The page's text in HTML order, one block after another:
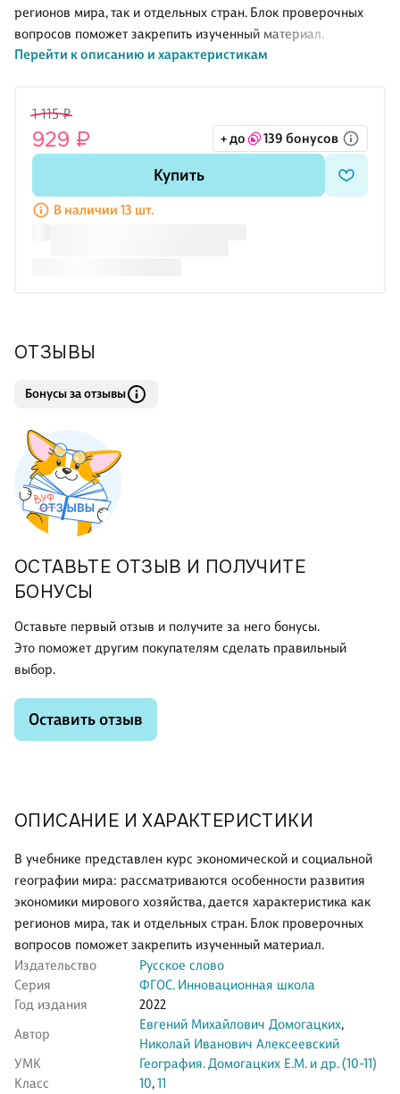
регионов мира, так и отдельных стран. Блок проверочных
вопросов поможет закрепить изученный материал.
Перейти к описанию и характеристикам
1 115 ₽
929 ₽ + до 139 бонусов
Купить
В наличии 13 шт.
ОПИСАНИЕ И ХАРАКТЕРИСТИКИ
В учебнике представлен курс экономической и социальной
географии мира: рассматриваются особенности развития
экономики мирового хозяйства, дается характеристика как
регионов мира, так и отдельных стран. Блок проверочных
вопросов поможет закрепить изученный материал.
Издательство
Русское слово
Серия
ФГОС. Инновационная школа
Год издания
2022
Автор
Евгений Михайлович Домогацких,
Николай Иванович Алексеевский
УМК
География. Домогацких Е.М. и др. (10-11)
Класс
10,11
ОТЗЫВЫ
Бонусы за отзывы
ОСТАВЬТЕ ОТЗЫВ И ПОЛУЧИТЕ
БОНУСЫ
Оставьте первый отзыв и получите за него бонусы.
Это поможет другим покупателям сделать правильный
выбор.
Оставить отзыв